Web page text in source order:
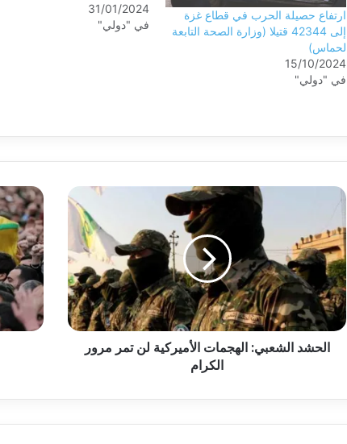
ارتفاع حصيلة الحرب في قطاع غزة
إلى 42344 قتيلا (وزارة الصحة التابعة
لحماس)
15/10/2024
في "دولي"
وحماس في السابع من تشرين
بحسب وكالة "فرانس برس".
31/01/2024
في "دولي"
الحشد الشعبي: الهجمات الأميركية لن تمر مرور
الكرام